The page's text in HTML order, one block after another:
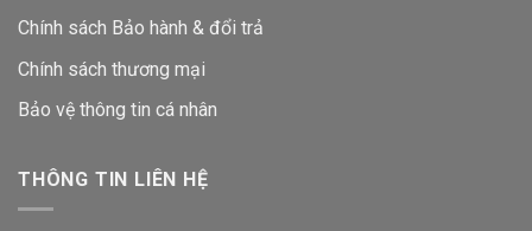
Chính sách Bảo hành & đổi trả
Chính sách thương mại
Bảo vệ thông tin cá nhân
THÔNG TIN LIÊN HỆ